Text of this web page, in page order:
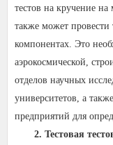
тестов на кручение на
также может провести
компонентах. Это
аэрокосмической,
отделов научных
университетов, а
предприятий для
2. Тестовая